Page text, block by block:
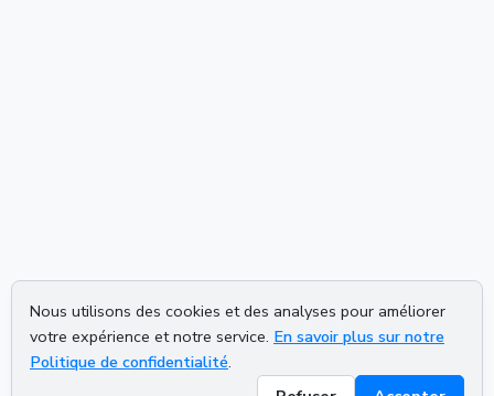
Nous utilisons des cookies et des analyses pour améliorer
votre expérience et notre service. En savoir plus sur notre
Politique de confidentialité.